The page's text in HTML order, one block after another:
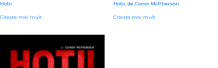
Hoții
Citește mai mult
Hoții, de Conor McPherson
Citește mai mult